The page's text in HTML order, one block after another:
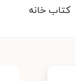
کتاب خانه